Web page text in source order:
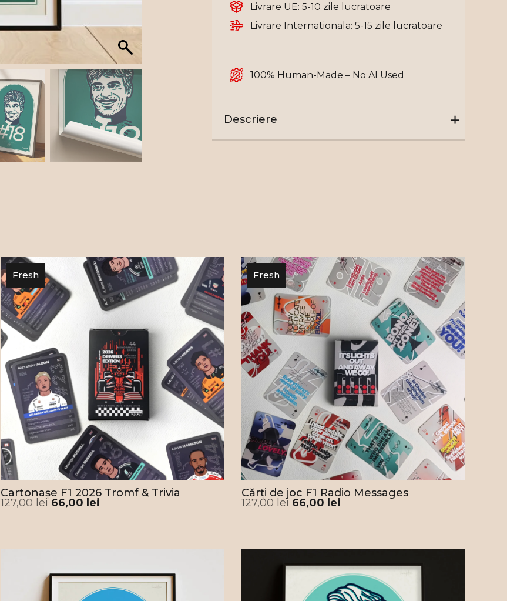
Livrare UE: 5-10 zile lucratoare
Livrare Internationala: 5-15 zile lucratoare
100% Human-Made – No AI Used
Descriere
de a surprinde personalitatea pilotului canadian
de Formula 1.
Stroll a urcat pentru prima dată pe podium în
2017, la
Marele Premiu al Azerbaidjanului
devenind al doilea cel mai tânăr pilot cu această
performanță. Inițial pilot la Williams, tatăl său a
cumpărat apoi echipa Force India F1,
schimbându-i numele în Racing Point. Astfel a
ajuns să fie coechipierul lui Sergio Perez, iar apoi
trecând la Aston Martin, peSeb Vettel, și
Fernando Alonso . Tranziția a fost făcută când
Racing Point și-a schimbat în 2021 denumirea, în
Aston Martin. Prin urmare, posterul nostru
folosește culorile echipei, portretul fiind
acompaniat de semnătura lui Lance, sigla Aston
Martin și numărul #18 sub care concurează.
Așadar, dacă ești fan Lance Stroll și Aston
Cum pregătim acest poster
Lance Stroll, pentru a
ajunge la tine.
Fresh
Cartonașe F1 2026 Tromf & Trivia
127,00lei 66,00 lei
Fresh
Cărți de joc F1 Radio Messages
127,00lei 66,00 lei